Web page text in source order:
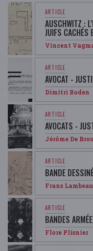
AUSCHWITZ :
JUIFS CACHÉS
Vincent
AVOCAT -
Dimitri Roden
AVOCATS -
Jérôme De
BANDE
Frans Lambeau
BANDES
Flore Plisnier